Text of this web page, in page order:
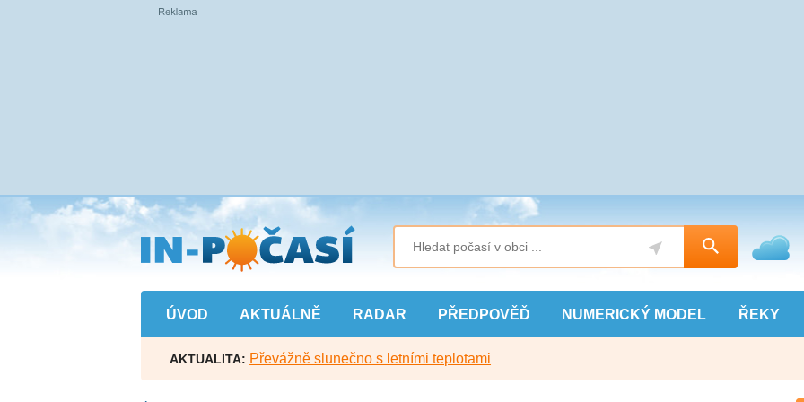
Přejít
na
hlavní
obsah
ÚVOD AKTUÁLNĚ RADAR PŘEDPOVĚĎ NUMERICKÝ MODEL ŘEKY
AKTUALITA: Převážně slunečno s letními teplotami